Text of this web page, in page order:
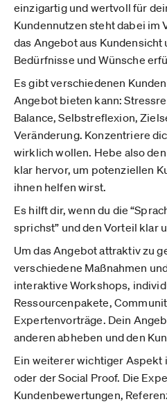
einzigartig und wertvoll für
Kundennutzen steht dabei im
das Angebot aus Kundensicht
Bedürfnisse und Wünsche
Es gibt verschiedenen
Angebot bieten kann:
Balance, Selbstreflexion,
Veränderung. Konzentriere
wirklich wollen. Hebe also
klar hervor, um potenziellen
ihnen helfen wirst.
Es hilft dir, wenn du die
sprichst” und den Vorteil klar
Um das Angebot attraktiv zu
verschiedene Maßnahmen
interaktive Workshops,
Ressourcenpakete,
Expertenvorträge. Dein
anderen abheben und den
Ein weiterer wichtiger Aspekt
oder der Social Proof. Die
Kundenbewertungen,